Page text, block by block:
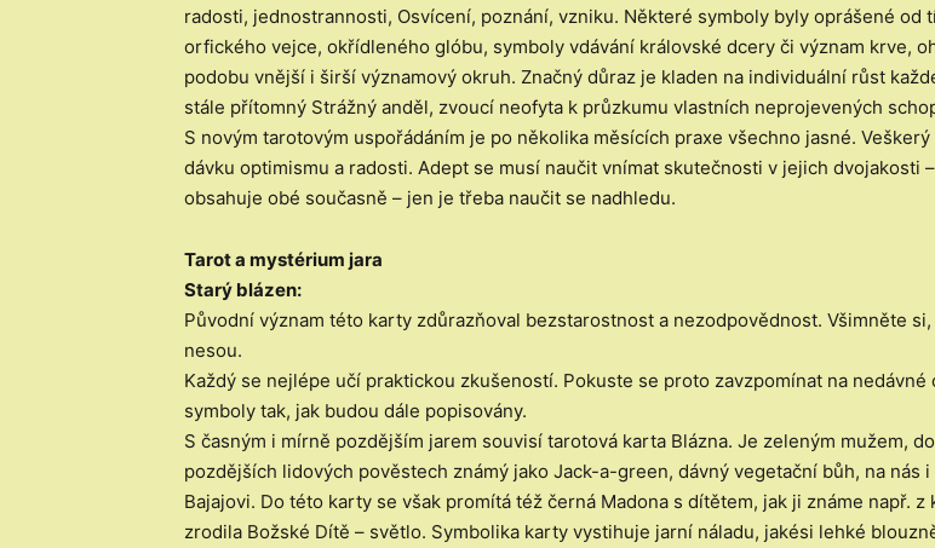
radosti, jednostrannosti, Osvícení, poznání, vzniku. Některé symboly byly oprášené od
orfického vejce, okřídleného glóbu, symboly vdávání královské dcery či význam krve,
podobu vnější i širší významový okruh. Značný důraz je kladen na individuální růst
stále přítomný Strážný anděl, zvoucí neofyta k průzkumu vlastních neprojevených
S novým tarotovým uspořádáním je po několika měsících praxe všechno jasné.
dávku optimismu a radosti. Adept se musí naučit vnímat skutečnosti v jejich
obsahuje obé současně – jen je třeba naučit se nadhledu.
Tarot a mystérium jara
Starý blázen:
Původní význam této karty zdůrazňoval bezstarostnost a nezodpovědnost. Všimněte
nesou.
Každý se nejlépe učí praktickou zkušeností. Pokuste se proto zavzpomínat na
symboly tak, jak budou dále popisovány.
S časným i mírně pozdějším jarem souvisí tarotová karta Blázna. Je zeleným mužem,
pozdějších lidových pověstech známý jako Jack-a-green, dávný vegetační bůh, na nás
Bajajovi. Do této karty se však promítá též černá Madona s dítětem, jak ji známe např.
zrodila Božské Dítě – světlo. Symbolika karty vystihuje jarní náladu, jakési lehké